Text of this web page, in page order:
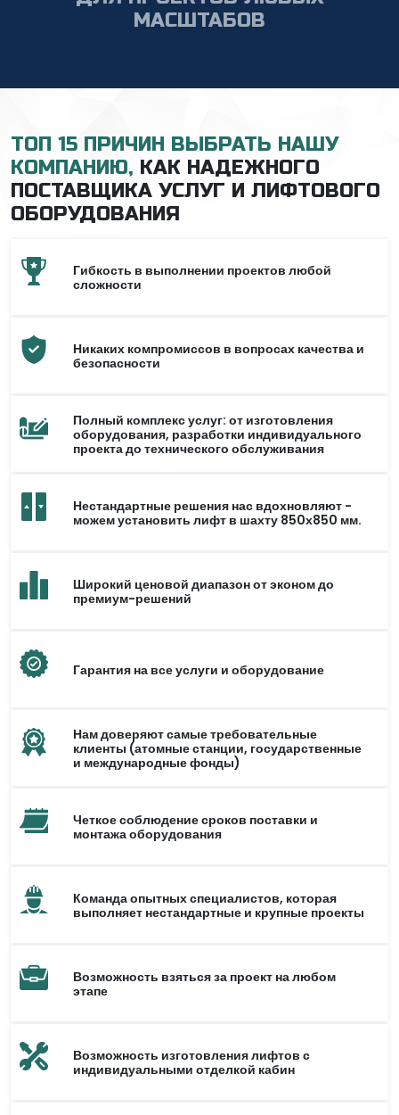
МАСШТАБОВ
ТОП 15 ПРИЧИН ВЫБРАТЬ НАШУ
КОМПАНИЮ, КАК НАДЕЖНОГО
ПОСТАВЩИКА УСЛУГ И ЛИФТОВОГО
ОБОРУДОВАНИЯ
Гибкость в выполнении проектов любой
сложности
Никаких компромиссов в вопросах качества и
безопасности
Полный комплекс услуг: от изготовления
оборудования, разработки индивидуального
проекта до технического обслуживания
Нестандартные решения нас вдохновляют -
можем установить лифт в шахту 850х850 мм.
Широкий ценовой диапазон от эконом до
премиум-решений
Гарантия на все услуги и оборудование
Нам доверяют самые требовательные
клиенты (атомные станции, государственные
и международные фонды)
Четкое соблюдение сроков поставки и
монтажа оборудования
Команда опытных специалистов, которая
выполняет нестандартные и крупные проекты
Возможность взяться за проект на любом
этапе
Возможность изготовления лифтов с
индивидуальными отделкой кабин